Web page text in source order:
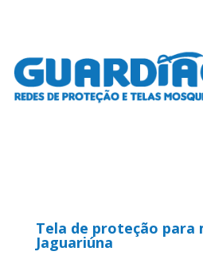
Tela de proteção para
Jaguariúna